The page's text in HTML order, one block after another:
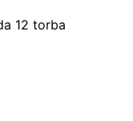
12 torba